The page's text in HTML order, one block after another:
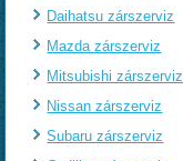
Daihatsu zárszerviz
Mazda zárszerviz
Mitsubishi zárszerviz
Nissan zárszerviz
Subaru zárszerviz